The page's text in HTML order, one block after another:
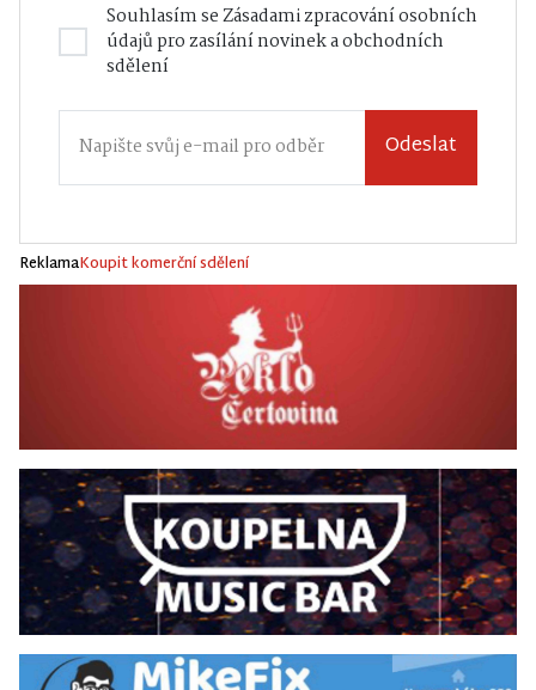
Souhlasím seZásadami zpracování osobních
údajůpro zasílání novinek a obchodních
sdělení
Odeslat
ReklamaKoupit komerční sdělení